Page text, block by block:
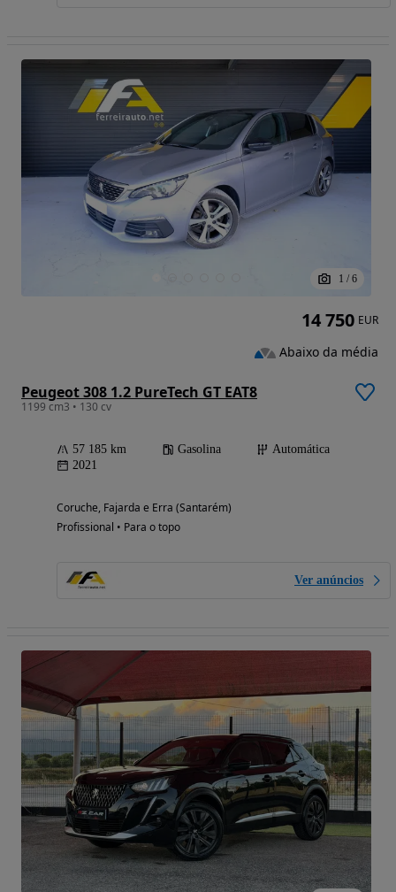
1 / 6
Peugeot 308 1.2 PureTech GT EAT8
1199 cm3 • 130 cv
57 185 km Gasolina
Automática
2021
Coruche, Fajarda e Erra (Santarém)
Profissional • Para o topo
Ver anúncios
14 750 EUR
Abaixo da média